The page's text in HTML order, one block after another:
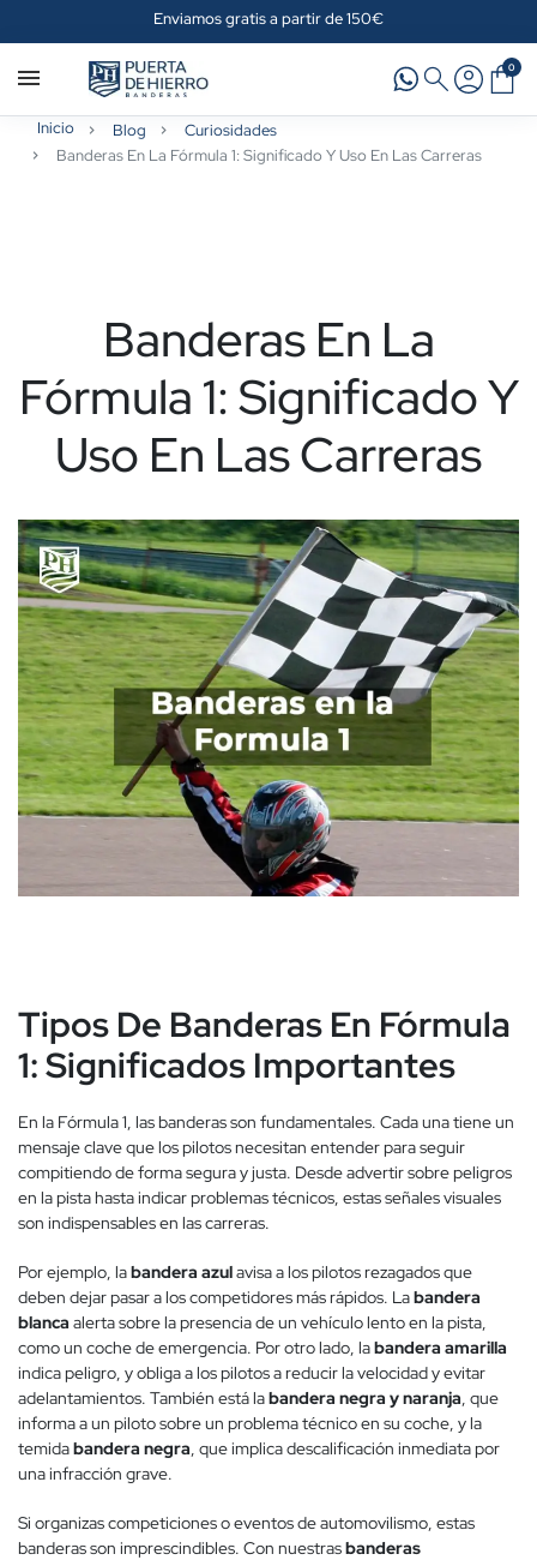
Enviamos gratis a partir de 150€
0
Inicio Blog
Curiosidades
Banderas En La Fórmula 1: Significado Y Uso En Las Carreras
Banderas En La
Fórmula 1: Significado Y
Uso En Las Carreras
Tipos De Banderas En Fórmula
1: Significados Importantes
En la Fórmula 1, las banderas son fundamentales. Cada una tiene un
mensaje clave que los pilotos necesitan entender para seguir
compitiendo de forma segura y justa. Desde advertir sobre peligros
en la pista hasta indicar problemas técnicos, estas señales visuales
son indispensables en las carreras.
Por ejemplo, labandera azulavisa a los pilotos rezagados que
deben dejar pasar a los competidores más rápidos. Labandera
blanca alerta sobre la presencia de un vehículo lento en la pista,
como un coche de emergencia. Por otro lado, labandera amarilla
indica peligro, y obliga a los pilotos a reducir la velocidad y evitar
adelantamientos. También está labandera negra y naranja , que
informa a un piloto sobre un problema técnico en su coche, y la
temidabandera negra , que implica descalificación inmediata por
una infracción grave.
Si organizas competiciones o eventos de automovilismo, estas
banderas son imprescindibles. Con nuestrasbanderas